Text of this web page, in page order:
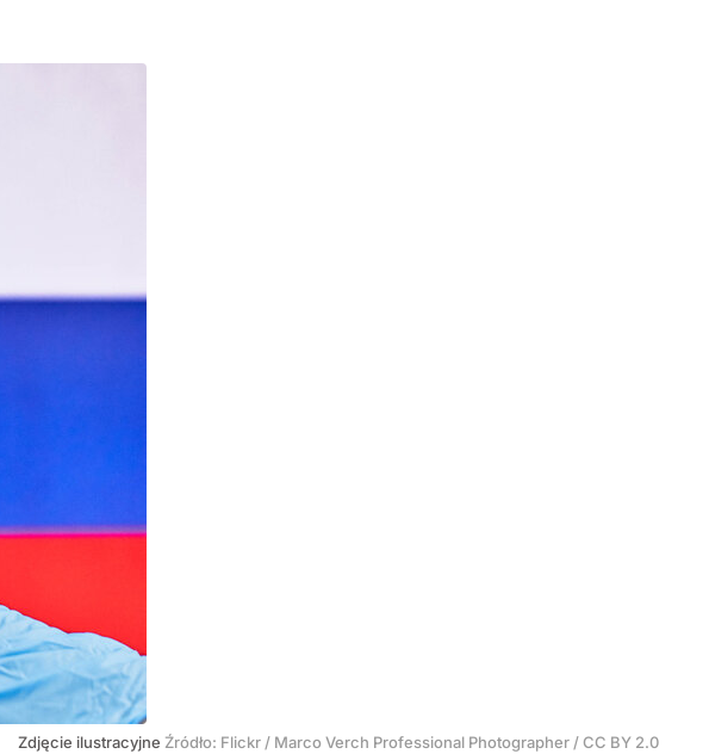
Zdjęcie ilustracyjne Źródło: Flickr / Marco Verch Professional Photographer / CC BY 2.0